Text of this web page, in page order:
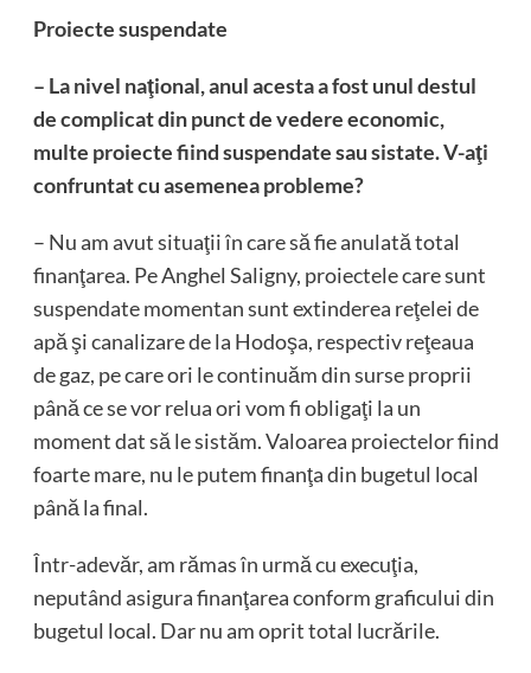
Proiecte suspendate
– La nivel naţional, anul acesta a fost unul destul
de complicat din punct de vedere economic,
multe proiecte fiind suspendate sau sistate. V-aţi
confruntat cu asemenea probleme?
– Nu am avut situaţii în care să fie anulată total
finanţarea. Pe Anghel Saligny, proiectele care sunt
suspendate momentan sunt extinderea reţelei de
apă şi canalizare de la Hodoşa, respectiv reţeaua
de gaz, pe care ori le continuăm din surse proprii
până ce se vor relua ori vom fi obligaţi la un
moment dat să le sistăm. Valoarea proiectelor fiind
foarte mare, nu le putem finanţa din bugetul local
până la final.
Într-adevăr, am rămas în urmă cu execuţia,
neputând asigura finanţarea conform graficului din
bugetul local. Dar nu am oprit total lucrările.